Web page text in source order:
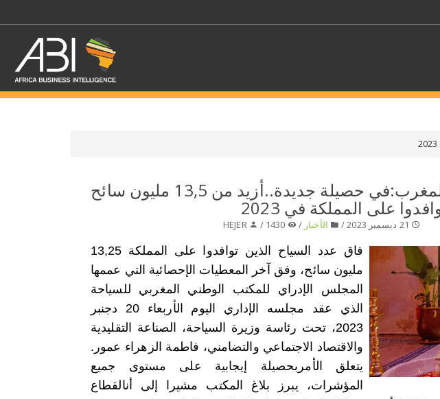
اختر قطاع / القطاعات
حدد الفرع حدد الفئة
المغرب:في حصيلة جديدة..أزيد من 13,5 مليون سائح
على المملكة في 2023
الأخبار /
فاق عدد السياح الذين توافدوا على المملكة 13,25
مليون سائح، وفق آخر المعطيات الإحصائية التي عممها
المجلس الإدراي للمكتب الوطني المغربي للسياحة
الذي عقد مجلسه الإداري اليوم الأربعاء 20 دجنبر
2023، تحت رئاسة وزيرة السياحة، الصناعة التقليدية
والاقتصاد الاجتماعي والتضامني، فاطمة الزهراء عمور.
يتعلق الأمربحصيلة إيجابية على مستوى جميع
المؤشرات، يبرز بلاغ المكتب مشيرا إلى أنالقطاع